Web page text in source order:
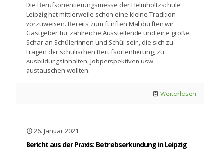
Die Berufsorientierungsmesse der Helmholtzschule
Leipzig hat mittlerweile schon eine kleine Tradition
vorzuweisen. Bereits zum fünften Mal durften wir
Gastgeber für zahlreiche Ausstellende und eine große
Schar an Schülerinnen und Schül sein, die sich zu
Fragen der schulischen Berufsorientierung, zu
Ausbildungsinhalten, Jobperspektiven usw.
austauschen wollten.
Weiterlesen
26. Januar 2021
Bericht aus der Praxis: Betriebserkundung in Leipzig